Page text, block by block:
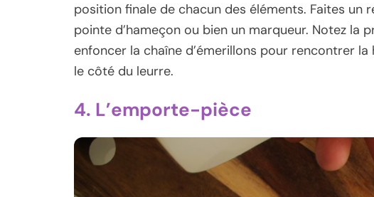
position finale de chacun des éléments. Faites un
pointe d’hameçon ou bien un marqueur. Notez la
enfoncer la chaîne d’émerillons pour rencontrer
le côté du leurre.
4. L’emporte-pièce